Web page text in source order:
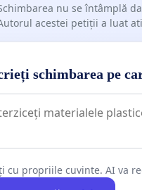
nu se întâmplă
acestei petiții a luat
schimbarea pe
cu propriile cuvinte. AI va